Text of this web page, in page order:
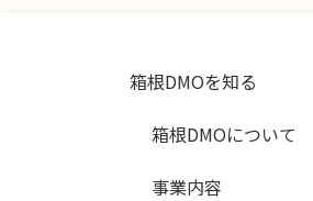
箱根DMOを知る
箱根DMOについて
事業内容